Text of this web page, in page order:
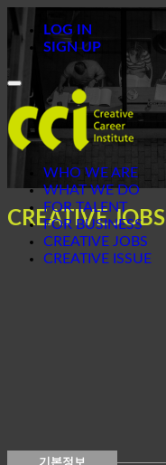
LOG IN
SIGN UP
Toggle
navigation
WHO WE ARE
WHAT WE DO
FOR TALENT
FOR BUSINESS
CREATIVE JOBS
CREATIVE ISSUE
CREATIVE JOBS
기본정보